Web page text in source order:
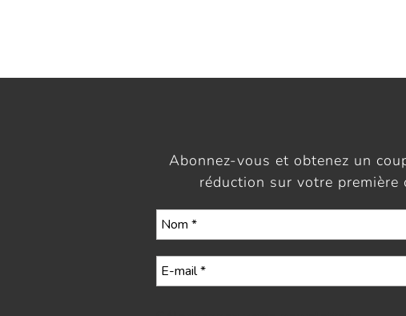
Abonnez-vous et obtenez un
réduction sur votre première